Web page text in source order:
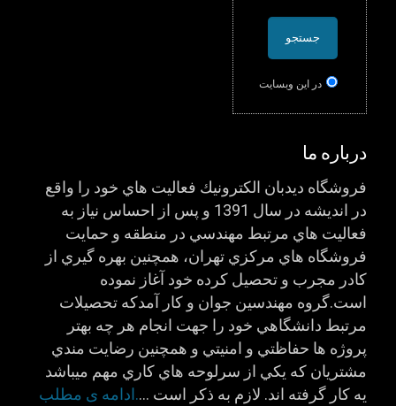
در اين وبسایت
درباره ما
فروشگاه ديدبان الكترونيك فعاليت هاي خود را واقع
در انديشه در سال 1391 و پس از احساس نياز به
فعاليت هاي مرتبط مهندسي در منطقه و حمايت
فروشگاه هاي مركزي تهران، همچنين بهره گيري از
كادر مجرب و تحصيل كرده خود آغاز نموده
است.گروه مهندسين جوان و كار آمدكه تحصيلات
مرتبط دانشگاهي خود را جهت انجام هر چه بهتر
پروژه ها حفاظتي و امنيتي و همچنين رضايت مندي
مشتريان كه يكي از سرلوحه هاي كاري مهم ميباشد
يه كار گرفته اند. لازم به ذكر است ….ادامه ی مطلب